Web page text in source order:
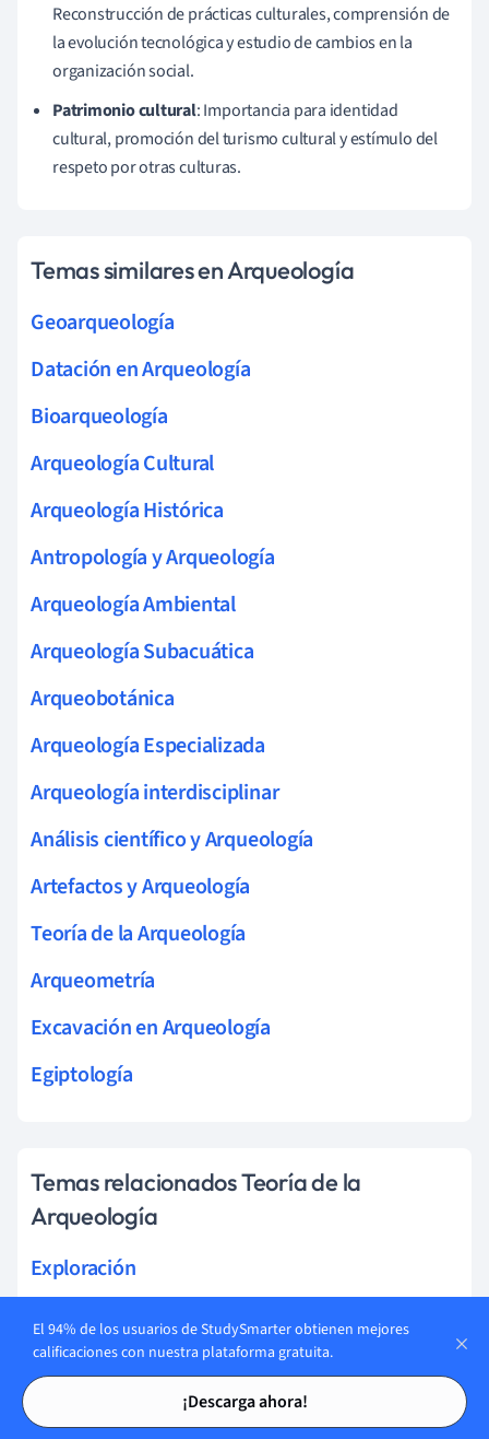
Tarjetas de estudio
Tarjetas de estudio
Reconstrucción de prácticas culturales, comprensión de
la evolución tecnológica y estudio de cambios en la
organización social.
Patrimonio cultural: Importancia para identidad
cultural, promoción del turismo cultural y estímulo del
respeto por otras culturas.
Temas similares en Arqueología
Geoarqueología
Datación en Arqueología
Bioarqueología
Arqueología Cultural
Arqueología Histórica
Antropología y Arqueología
Arqueología Ambiental
Arqueología Subacuática
Arqueobotánica
Arqueología Especializada
Arqueología interdisciplinar
Análisis científico y Arqueología
Artefactos y Arqueología
Teoría de la Arqueología
Arqueometría
Excavación en Arqueología
Egiptología
Temas relacionados Teoría de la
Arqueología
Exploración
Arqueología Bíblica
Arqueología Egipcia
El 94% de los usuarios de StudySmarter obtienen mejores
calificaciones con nuestra plataforma gratuita.
¡Descarga ahora!